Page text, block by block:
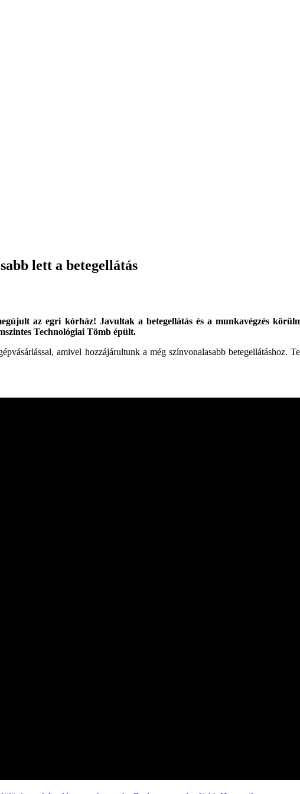
lett a betegellátás
az egri kórház! Javultak a betegellátás és a munkavégzés
Technológiai Tömb épült.
amivel hozzájárultunk a még színvonalasabb betegellátáshoz.